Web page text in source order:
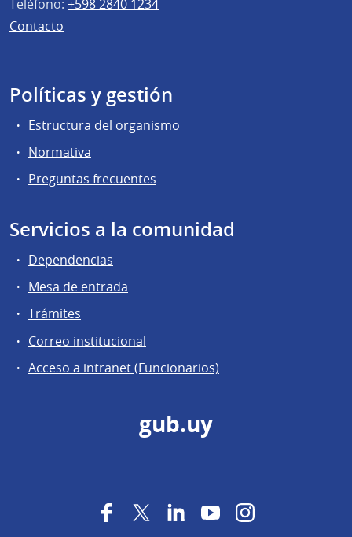
Teléfono: +598 2840 1234
Contacto
Políticas y gestión
Estructura del organismo
Normativa
Preguntas frecuentes
Servicios a la comunidad
Dependencias
Mesa de entrada
Trámites
Correo institucional
Acceso a intranet (Funcionarios)
gub.uy
FacebookTwitter LinkedInYouTubeInstagram